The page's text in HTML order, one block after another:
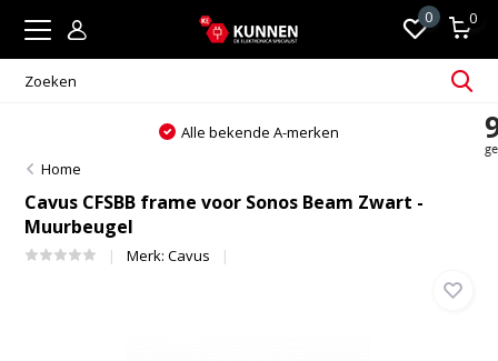
0 0
Alle bekende A-merken
Home
Cavus CFSBB frame voor Sonos Beam Zwart -
Muurbeugel
Merk:Cavus